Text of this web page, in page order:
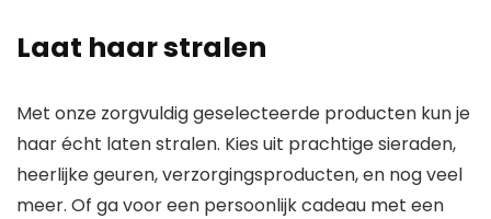
Laat haar stralen
Met onze zorgvuldig geselecteerde producten kun je
haar écht laten stralen. Kies uit prachtige sieraden,
heerlijke geuren, verzorgingsproducten, en nog veel
meer. Of ga voor een persoonlijk cadeau met een